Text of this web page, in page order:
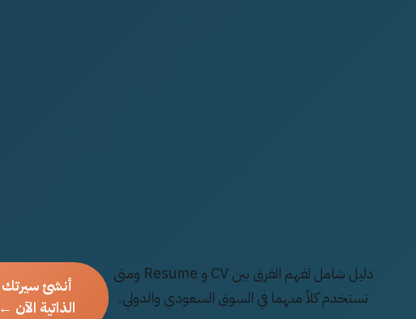
دليل شامل لفهم الفرق بين CV و Resume ومتى
تستخدم كلاً منهما في السوق السعودي والدولي.
أنشئ سيرتك
الذاتية الآن ←